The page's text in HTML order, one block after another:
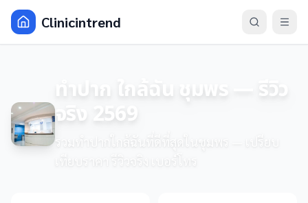
Clinicintrend
ทำปาก ใกล้ฉัน ชุมพร — รีวิว
จริง 2569
รวมทำปากใกล้ฉันที่ดีที่สุดในชุมพร — เปรียบ
เทียบราคา รีวิวจริง เบอร์โทร